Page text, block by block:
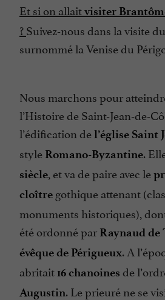
Et si on allaitvisiter
?Suivez-nous dans la visite
surnommé la Venise du
Nous marchons pour
l’Histoire de Saint-Jean-de-
l’édification del’église Saint
style Romano-Byzantine.
siècle, et va de paire avec le
cloître gothique attenant
monuments historiques),
été ordonné par Raynaud de
évêque de Périgueux. A
abritait 16 chanoines de
Augustin. Le prieuré ne se